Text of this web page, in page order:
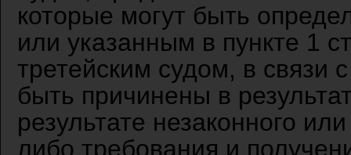
которые могут быть
или указанным в пункте 1
третейским судом, в связи
быть причинены в
результате незаконного
либо требования и